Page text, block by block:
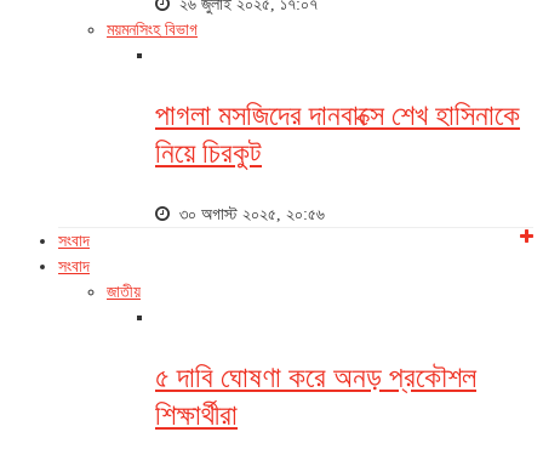
২৬ জুলাই ২০২৫, ১৭:০৭
ময়মনসিংহ বিভাগ
পাগলা মসজিদের দানবাক্সে শেখ হাসিনাকে
নিয়ে চিরকুট
৩০ অগাস্ট ২০২৫, ২০:৫৬
সংবাদ
সংবাদ
জাতীয়
৫ দাবি ঘোষণা করে অনড় প্রকৌশল
শিক্ষার্থীরা